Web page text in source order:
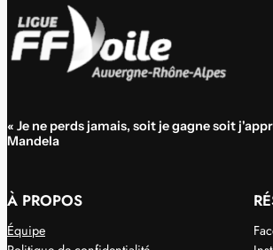
« Je ne perds jamais, soit je gagne soit
Mandela
À PROPOS
Équipe